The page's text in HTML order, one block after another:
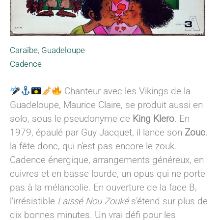
Caraïbe, Guadeloupe
Cadence
Chanteur avec les Vikings de la
Guadeloupe, Maurice Claire, se produit aussi en
solo, sous le pseudonyme de King Klero. En
1979, épaulé par Guy Jacquet, il lance son Zouc,
la fête donc, qui n’est pas encore le zouk.
Cadence énergique, arrangements généreux, en
cuivres et en basse lourde, un opus qui ne porte
pas à la mélancolie. En ouverture de la face B,
l’irrésistible Laissé Nou Zoukés’étend sur plus de
dix bonnes minutes. Un vrai défi pour les